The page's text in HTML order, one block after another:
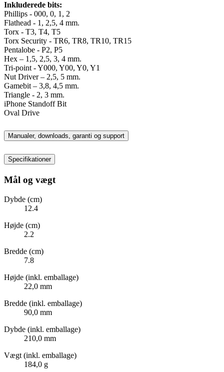
Inkluderede bits:
Phillips - 000, 0, 1, 2
Flathead - 1, 2,5, 4 mm.
Torx - T3, T4, T5
Torx Security - TR6, TR8, TR10, TR15
Pentalobe - P2, P5
Hex – 1,5, 2,5, 3, 4 mm.
Tri-point - Y000, Y00, Y0, Y1
Nut Driver – 2,5, 5 mm.
Gamebit – 3,8, 4,5 mm.
Triangle - 2, 3 mm.
iPhone Standoff Bit
Oval Drive
Manualer, downloads, garanti og support
Specifikationer
Mål og vægt
Dybde (cm)
12.4
Højde (cm)
2.2
Bredde (cm)
7.8
Højde (inkl. emballage)
22,0 mm
Bredde (inkl. emballage)
90,0 mm
Dybde (inkl. emballage)
210,0 mm
Vægt (inkl. emballage)
184,0 g